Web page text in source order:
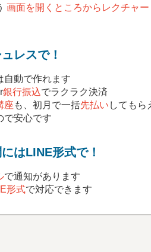
画面を開くところからレクチャー
レスで！
自動で作れます
銀行振込でラクラク決済
座 も、初月で一括先払い してもら
で安心です
はLINE形式で！
で通知があります
形式で対応できます